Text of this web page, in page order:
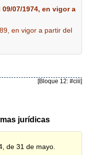
07/1974, en vigor a
en vigor a partir del
[Bloque 12: #ciii]
jurídicas
de 31 de mayo.